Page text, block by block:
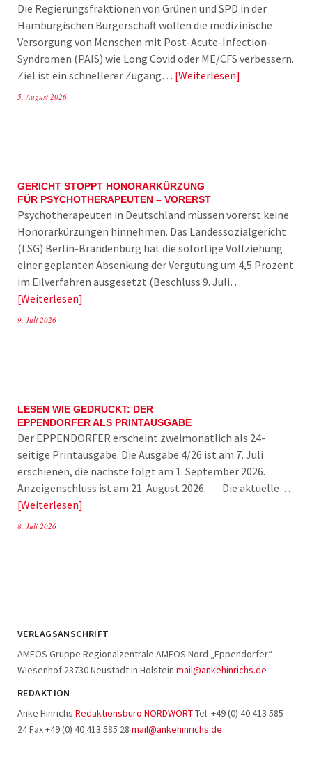
Die Regierungsfraktionen von Grünen und SPD in der
Hamburgischen Bürgerschaft wollen die medizinische
Versorgung von Menschen mit Post-Acute-Infection-
Syndromen (PAIS) wie Long Covid oder ME/CFS verbessern.
Ziel ist ein schnellerer Zugang… Weiterlesen
5. August 2026
GERICHT STOPPT HONORARKÜRZUNG
FÜR PSYCHOTHERAPEUTEN – VORERST
Psychotherapeuten in Deutschland müssen vorerst keine
Honorarkürzungen hinnehmen. Das Landessozialgericht
(LSG) Berlin-Brandenburg hat die sofortige Vollziehung
einer geplanten Absenkung der Vergütung um 4,5 Prozent
im Eilverfahren ausgesetzt (Beschluss 9. Juli…
Weiterlesen
9. Juli 2026
LESEN WIE GEDRUCKT: DER
EPPENDORFER ALS PRINTAUSGABE
Der EPPENDORFER erscheint zweimonatlich als 24-
seitige Printausgabe. Die Ausgabe 4/26 ist am 7. Juli
erschienen, die nächste folgt am 1. September 2026.
Anzeigenschluss ist am 21. August 2026. Die aktuelle…
Weiterlesen
8. Juli 2026
VERLAGSANSCHRIFT
AMEOS Gruppe Regionalzentrale AMEOS Nord „Eppendorfer“
Wiesenhof 23730 Neustadt in Holstein mail@ankehinrichs.de
REDAKTION
Anke Hinrichs Redaktionsbüro NORDWORTTel: +49 (0) 40 413 585
24 Fax +49 (0) 40 413 585 28 mail@ankehinrichs.de